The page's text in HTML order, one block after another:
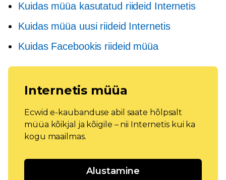
Kuidas müüa kasutatud riideid Internetis
Kuidas müüa uusi riideid Internetis
Kuidas Facebookis riideid müüa
Internetis müüa
Ecwid e-kaubanduse abil saate hõlpsalt
müüa kõikjal ja kõigile – nii Internetis kui ka
kogu maailmas.
Alustamine